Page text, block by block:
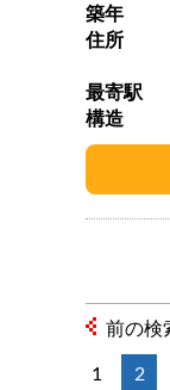
築年
住所
最寄駅
構造
前の検
1 2